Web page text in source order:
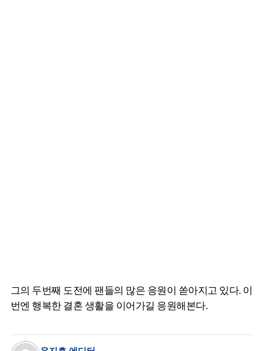
그의 두번째 도전에 팬들의 많은 응원이 쏟아지고 있다. 이
번엔 행복한 결혼 생활을 이어가길 응원해본다.